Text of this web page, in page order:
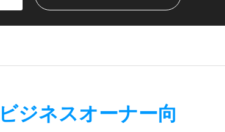
ビジネスオーナー向